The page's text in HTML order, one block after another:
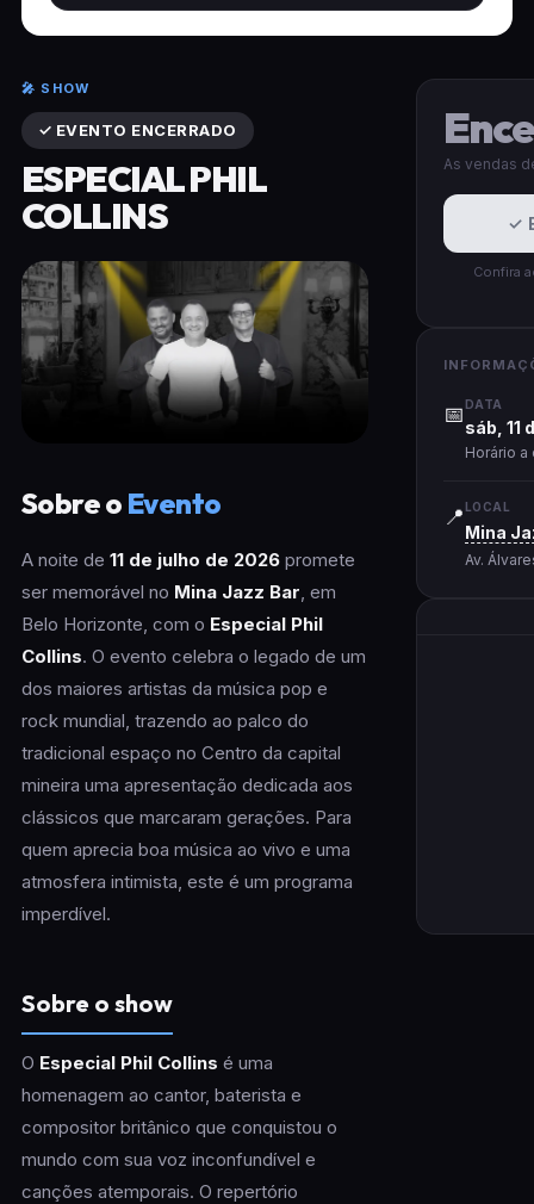
🎤 SHOW
✓ EVENTO ENCERRADO
ESPECIAL PHIL
COLLINS
Sobre o Evento
A noite de 11 de julho de 2026promete
ser memorável no Mina Jazz Bar , em
Belo Horizonte, com o Especial Phil
Collins. O evento celebra o legado de um
dos maiores artistas da música pop e
rock mundial, trazendo ao palco do
tradicional espaço no Centro da capital
mineira uma apresentação dedicada aos
clássicos que marcaram gerações. Para
quem aprecia boa música ao vivo e uma
atmosfera intimista, este é um programa
imperdível.
Sobre o show
O Especial Phil Collins é uma
homenagem ao cantor, baterista e
compositor britânico que conquistou o
mundo com sua voz inconfundível e
canções atemporais. O repertório
As vendas
✓
Confira
📅DATA
sáb, 11
Horário a
📍LOCAL
Mina
Av.